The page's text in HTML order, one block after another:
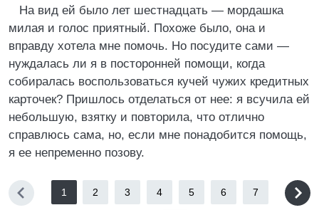
На вид ей было лет шестнадцать — мордашка
милая и голос приятный. Похоже было, она и
вправду хотела мне помочь. Но посудите сами —
нуждалась ли я в посторонней помощи, когда
собиралась воспользоваться кучей чужих кредитных
карточек? Пришлось отделаться от нее: я всучила ей
небольшую, взятку и повторила, что отлично
справлюсь сама, но, если мне понадобится помощь,
я ее непременно позову.
1 2 3 4 5 6 7